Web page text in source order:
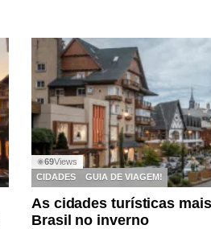
◉69Views
CIDADES
GUIA DE VIAGEM!
As cidades turísticas
Brasil no inverno